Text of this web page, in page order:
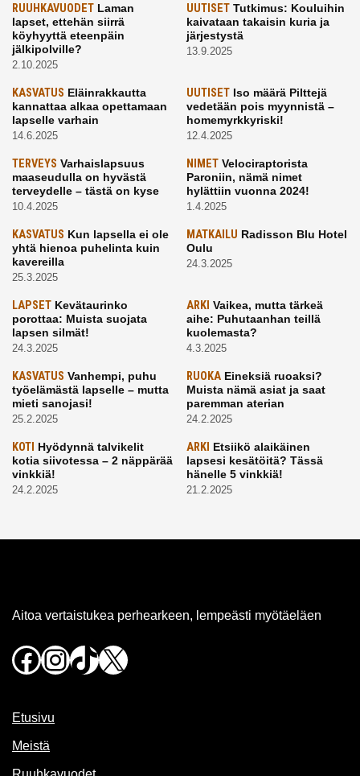
RUUHKAVUODET Laman
lapset, ettehän siirrä
köyhyyttä eteenpäin
jälkipolville?
2.10.2025
UUTISETTutkimus: Kouluihin
kaivataan takaisin kuria ja
järjestystä
13.9.2025
KASVATUS Eläinrakkautta
kannattaa alkaa opettamaan
lapselle varhain
14.6.2025
UUTISETIso määrä Pilttejä
vedetään pois myynnistä –
homemyrkkyriski!
12.4.2025
TERVEYS Varhaislapsuus
maaseudulla on hyvästä
terveydelle – tästä on kyse
10.4.2025
NIMETVelociraptorista
Paroniin, nämä nimet
hylättiin vuonna 2024!
1.4.2025
KASVATUS Kun lapsella ei ole
yhtä hienoa puhelinta kuin
kavereilla
25.3.2025
MATKAILU Radisson Blu Hotel
Oulu
24.3.2025
LAPSET Kevätaurinko
porottaa: Muista suojata
lapsen silmät!
24.3.2025
ARKI Vaikea, mutta tärkeä
aihe: Puhutaanhan teillä
kuolemasta?
4.3.2025
KASVATUS Vanhempi, puhu
työelämästä lapselle – mutta
mieti sanojasi!
25.2.2025
RUOKAEineksiä ruoaksi?
Muista nämä asiat ja saat
paremman aterian
24.2.2025
KOTI Hyödynnä talvikelit
kotia siivotessa – 2 näppärää
vinkkiä!
24.2.2025
ARKI Etsiikö alaikäinen
lapsesi kesätöitä? Tässä
hänelle 5 vinkkiä!
21.2.2025
Aitoa vertaistukea perhearkeen, lempeästi myötäeläen
Facebook
Instagram
TikTok
X
Etusivu
Meistä